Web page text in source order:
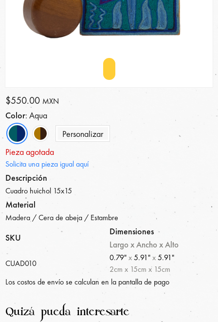
$550.00 MXN
Color: Aqua
Personalizar
Pieza agotada
Solicita una pieza igual aquí
Descripción
Cuadro huichol 15x15
Material
Madera / Cera de abeja / Estambre
SKU
Dimensiones
Largo x Ancho x Alto
CUAD010
0.79"x5.91"x5.91"
2cm x 15cm x 15cm
Los costos de envío se calculan en la pantalla de pago
Quizá pueda interesarte